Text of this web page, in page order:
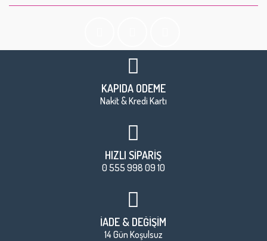
KAPIDA ÖDEME
Nakit & Kredi Kartı
HIZLI SİPARİŞ
0 555 998 09 10
İADE & DEĞİŞİM
14 Gün Koşulsuz